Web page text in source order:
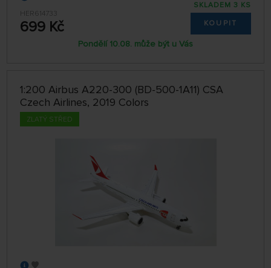
HER614733
699 Kč
SKLADEM 3 KS
KOUPIT
Pondělí 10.08. může být u Vás
1:200 Airbus A220-300 (BD-500-1A11) CSA
Czech Airlines, 2019 Colors
ZLATÝ STŘED